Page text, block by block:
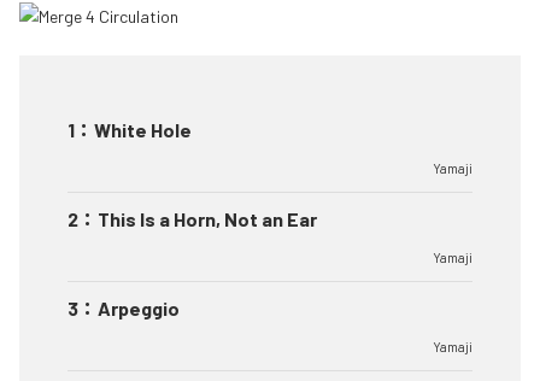
1 ： White Hole
Yamaji
2 ： This Is a Horn, Not an Ear
Yamaji
3 ： Arpeggio
Yamaji